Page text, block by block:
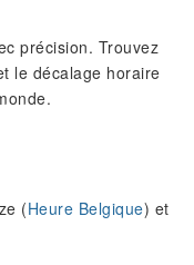
précision. Trouvez
le décalage horaire
(Heure Belgique) et